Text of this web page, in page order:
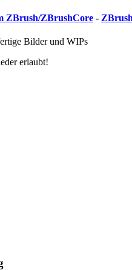
ZBrush/ZBrushCore - ZBrush
Bilder und WIPs
erlaubt!